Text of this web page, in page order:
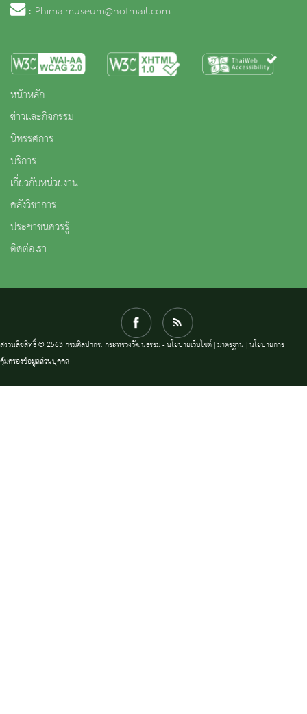
: Phimaimuseum@hotmail.com
หน้าหลัก
ข่าวและกิจกรรม
นิทรรศการ
บริการ
เกี่ยวกับหน่วยงาน
คลังวิชาการ
ประชาชนควรรู้
ติดต่อเรา
สงวนลิขสิทธิ์ © 2563 กรมศิลปากร. กระทรวงวัฒนธรรม -นโยบายเว็บไซต์|มาตรฐาน |นโยบายการ
คุ้มครองข้อมูลส่วนบุคคล